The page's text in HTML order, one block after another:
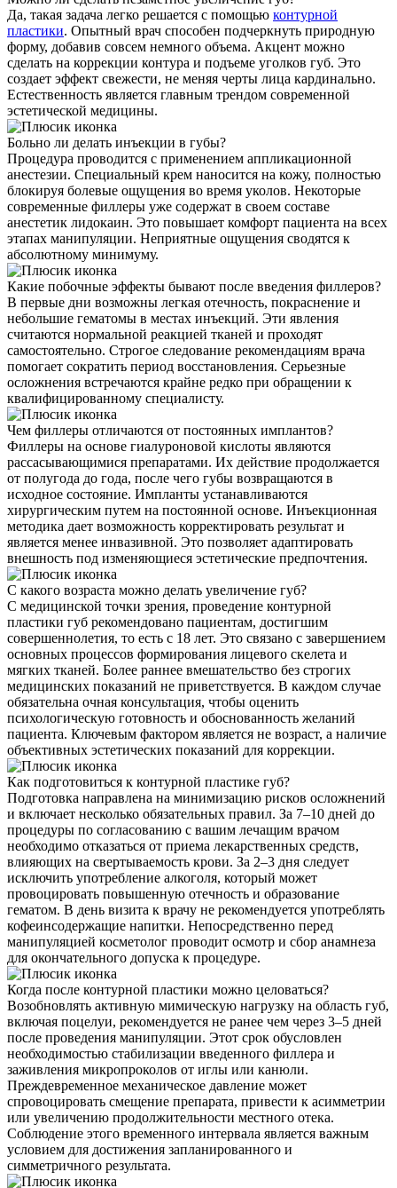
Да, такая задача легко решается с помощью контурной
пластики. Опытный врач способен подчеркнуть природную
форму, добавив совсем немного объема. Акцент можно
сделать на коррекции контура и подъеме уголков губ. Это
создает эффект свежести, не меняя черты лица кардинально.
Естественность является главным трендом современной
эстетической медицины.
Больно ли делать инъекции в губы?
Процедура проводится с применением аппликационной
анестезии. Специальный крем наносится на кожу, полностью
блокируя болевые ощущения во время уколов. Некоторые
современные филлеры уже содержат в своем составе
анестетик лидокаин. Это повышает комфорт пациента на всех
этапах манипуляции. Неприятные ощущения сводятся к
абсолютному минимуму.
Какие побочные эффекты бывают после введения филлеров?
В первые дни возможны легкая отечность, покраснение и
небольшие гематомы в местах инъекций. Эти явления
считаются нормальной реакцией тканей и проходят
самостоятельно. Строгое следование рекомендациям врача
помогает сократить период восстановления. Серьезные
осложнения встречаются крайне редко при обращении к
квалифицированному специалисту.
Чем филлеры отличаются от постоянных имплантов?
Филлеры на основе гиалуроновой кислоты являются
рассасывающимися препаратами. Их действие продолжается
от полугода до года, после чего губы возвращаются в
исходное состояние. Импланты устанавливаются
хирургическим путем на постоянной основе. Инъекционная
методика дает возможность корректировать результат и
является менее инвазивной. Это позволяет адаптировать
внешность под изменяющиеся эстетические предпочтения.
С какого возраста можно делать увеличение губ?
С медицинской точки зрения, проведение контурной
пластики губ рекомендовано пациентам, достигшим
совершеннолетия, то есть с 18 лет. Это связано с завершением
основных процессов формирования лицевого скелета и
мягких тканей. Более раннее вмешательство без строгих
медицинских показаний не приветствуется. В каждом случае
обязательна очная консультация, чтобы оценить
психологическую готовность и обоснованность желаний
пациента. Ключевым фактором является не возраст, а наличие
объективных эстетических показаний для коррекции.
Как подготовиться к контурной пластике губ?
Подготовка направлена на минимизацию рисков осложнений
и включает несколько обязательных правил. За 7–10 дней до
процедуры по согласованию с вашим лечащим врачом
необходимо отказаться от приема лекарственных средств,
влияющих на свертываемость крови. За 2–3 дня следует
исключить употребление алкоголя, который может
провоцировать повышенную отечность и образование
гематом. В день визита к врачу не рекомендуется употреблять
кофеинсодержащие напитки. Непосредственно перед
манипуляцией косметолог проводит осмотр и сбор анамнеза
для окончательного допуска к процедуре.
Когда после контурной пластики можно целоваться?
Возобновлять активную мимическую нагрузку на область губ,
включая поцелуи, рекомендуется не ранее чем через 3–5 дней
после проведения манипуляции. Этот срок обусловлен
необходимостью стабилизации введенного филлера и
заживления микропроколов от иглы или канюли.
Преждевременное механическое давление может
спровоцировать смещение препарата, привести к асимметрии
или увеличению продолжительности местного отека.
Соблюдение этого временного интервала является важным
условием для достижения запланированного и
симметричного результата.